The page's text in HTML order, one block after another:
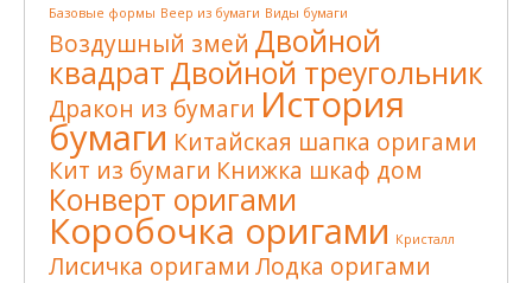
Базовые формы Веер из бумаги Виды бумаги
Воздушный змей Двойной
квадратДвойной треугольник
Дракон из бумаги История
бумаги Китайская шапка оригами
Кит из бумаги Книжка шкаф дом
Конверт оригами
Коробочка оригами Кристалл
Лисичка оригами Лодка оригами